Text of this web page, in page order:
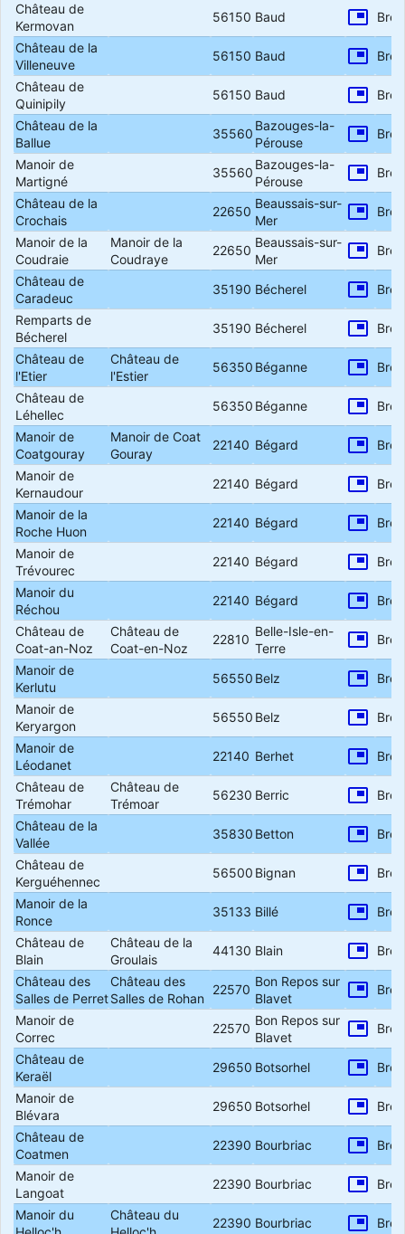
Château de
Kermovan
56150 Baud picture_in_picture
Château de la
Villeneuve
56150 Baud picture_in_picture
Château de
Quinipily
56150 Baud picture_in_picture
Château de la
Ballue
35560
Bazouges-la-
Pérouse
picture_in_picture
Manoir de
Martigné
35560
Bazouges-la-
Pérouse
picture_in_picture
Château de la
Crochais
22650
Beaussais-sur-
Mer
picture_in_picture
Manoir de la
Coudraie
Manoir de la
Coudraye
22650
Beaussais-sur-
Mer
picture_in_picture
Château de
Caradeuc
35190 Bécherel picture_in_picture
Remparts de
Bécherel
35190 Bécherel picture_in_picture
Château de
l'Etier
Château de
l'Estier
56350 Béganne picture_in_picture
Château de
Léhellec
56350 Béganne picture_in_picture
Manoir de
Coatgouray
Manoir de Coat
Gouray
22140 Bégard picture_in_picture
Manoir de
Kernaudour
22140 Bégard picture_in_picture
Manoir de la
Roche Huon
22140 Bégard picture_in_picture
Manoir de
Trévourec
22140 Bégard picture_in_picture
Manoir du
Réchou
22140 Bégard picture_in_picture
Château de
Coat-an-Noz
Château de
Coat-en-Noz
22810
Belle-Isle-en-
Terre
picture_in_picture
Manoir de
Kerlutu
56550 Belz picture_in_picture
Manoir de
Keryargon
56550 Belz picture_in_picture
Manoir de
Léodanet
22140 Berhet picture_in_picture
Château de
Trémohar
Château de
Trémoar
56230 Berric picture_in_picture
Château de la
Vallée
35830 Betton picture_in_picture
Château de
Kerguéhennec
56500 Bignan picture_in_picture
Manoir de la
Ronce
35133 Billé picture_in_picture
Château de
Blain
Château de la
Groulais
44130 Blain picture_in_picture
Château des
Salles de Perret
Château des
Salles de Rohan
22570
Bon Repos sur
Blavet
picture_in_picture
Manoir de
Correc
22570
Bon Repos sur
Blavet
picture_in_picture
Château de
Keraël
29650 Botsorhel picture_in_picture
Manoir de
Blévara
29650 Botsorhel picture_in_picture
Château de
Coatmen
22390 Bourbriac picture_in_picture
Manoir de
Langoat
22390 Bourbriac picture_in_picture
Manoir du
Château du
22390 Bourbriac picture_in_picture